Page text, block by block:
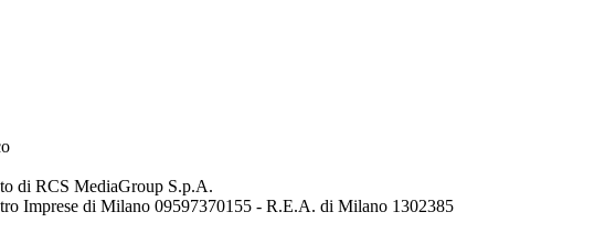
di RCS MediaGroup S.p.A.
Imprese di Milano 09597370155 - R.E.A. di Milano 1302385